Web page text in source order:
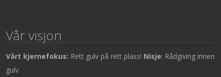
Vår visjon
Vårt kjernefokus: Rett gulv på rett plass! Nisje: Rådgiving innen
gulv